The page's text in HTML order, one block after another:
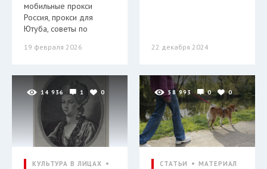
мобильные прокси
Россия, прокси для
Ютуба, советы по
19 февраля 2026 22 декабря 2024
14 936 1 0
КУЛЬТУРА В ЛИЦАХ
58 993 0 0
СТАТЬИ МАТЕРИАЛ